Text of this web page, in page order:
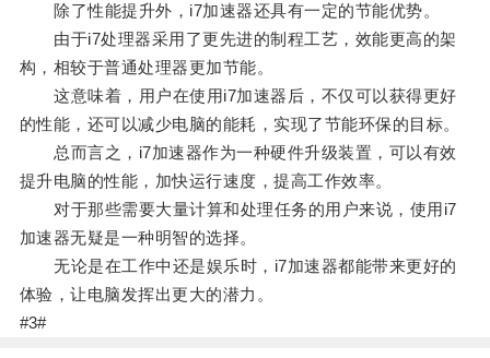
除了性能提升外，i7加速器还具有一定的节能优势。
由于i7处理器采用了更先进的制程工艺，效能更高的架
构，相较于普通处理器更加节能。
这意味着，用户在使用i7加速器后，不仅可以获得更好
的性能，还可以减少电脑的能耗，实现了节能环保的目标。
总而言之，i7加速器作为一种硬件升级装置，可以有效
提升电脑的性能，加快运行速度，提高工作效率。
对于那些需要大量计算和处理任务的用户来说，使用i7
加速器无疑是一种明智的选择。
无论是在工作中还是娱乐时，i7加速器都能带来更好的
体验，让电脑发挥出更大的潜力。
#3#